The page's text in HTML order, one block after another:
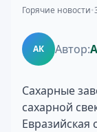
Горячие новости•
АК Автор:
Сахарные
сахарной
Евразийская